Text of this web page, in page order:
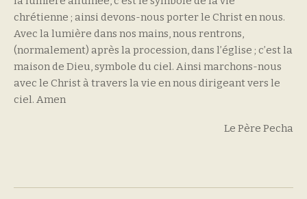
chrétienne ; ainsi devons-nous porter le Christ en nous.
Avec la lumière dans nos mains, nous rentrons,
(normalement) après la procession, dans l’église ; c’est la
maison de Dieu, symbole du ciel. Ainsi marchons-nous
avec le Christ à travers la vie en nous dirigeant vers le
ciel. Amen
Le Père Pecha